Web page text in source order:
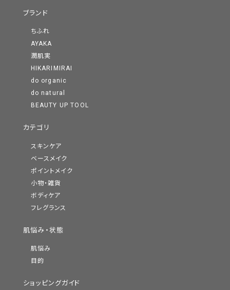
ブランド
ちふれ
AYAKA
潤肌実
HIKARIMIRAI
do organic
do natural
BEAUTY UP TOOL
カテゴリ
スキンケア
ベースメイク
ポイントメイク
小物・雑貨
ボディケア
フレグランス
肌悩み・状態
肌悩み
目的
ショッピングガイド